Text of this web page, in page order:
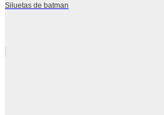
Siluetas de batman